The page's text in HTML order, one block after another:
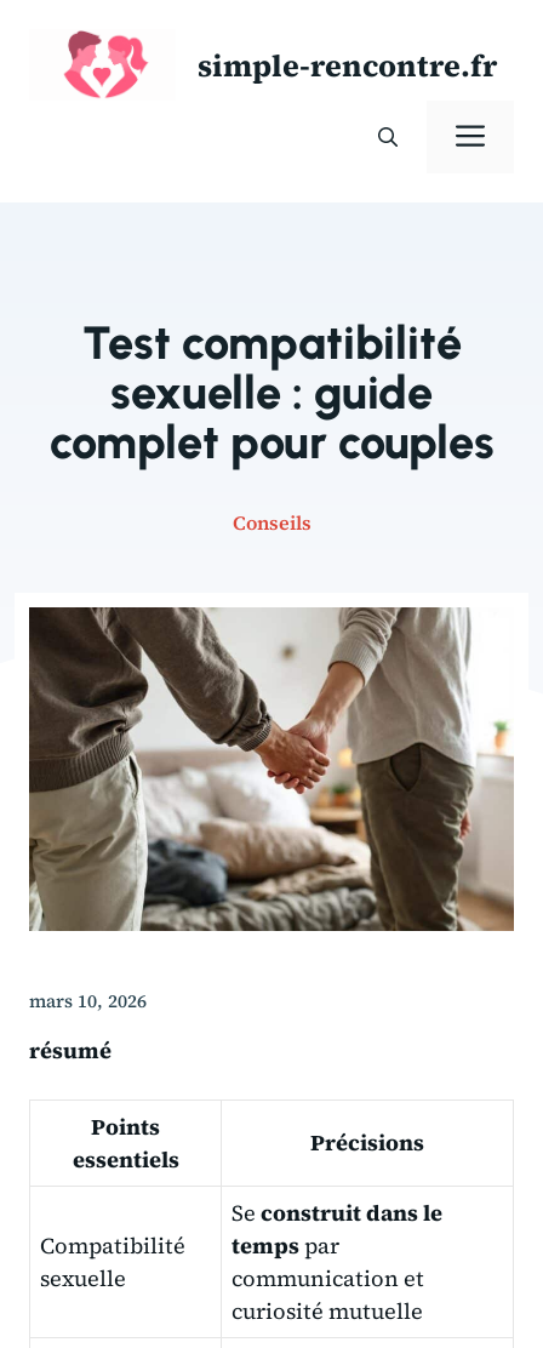
contenu
simple-rencontre.fr
Test compatibilité
sexuelle : guide
complet pour couples
Conseils
mars 10, 2026
résumé
Points
essentiels
Précisions
Compatibilité
sexuelle
Se construit dans le
tempspar
communication et
curiosité mutuelle